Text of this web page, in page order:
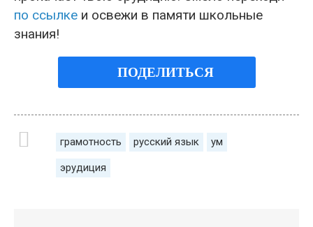
по ссылке и освежи в памяти школьные
знания!
ПОДЕЛИТЬСЯ
грамотность русский язык ум
эрудиция